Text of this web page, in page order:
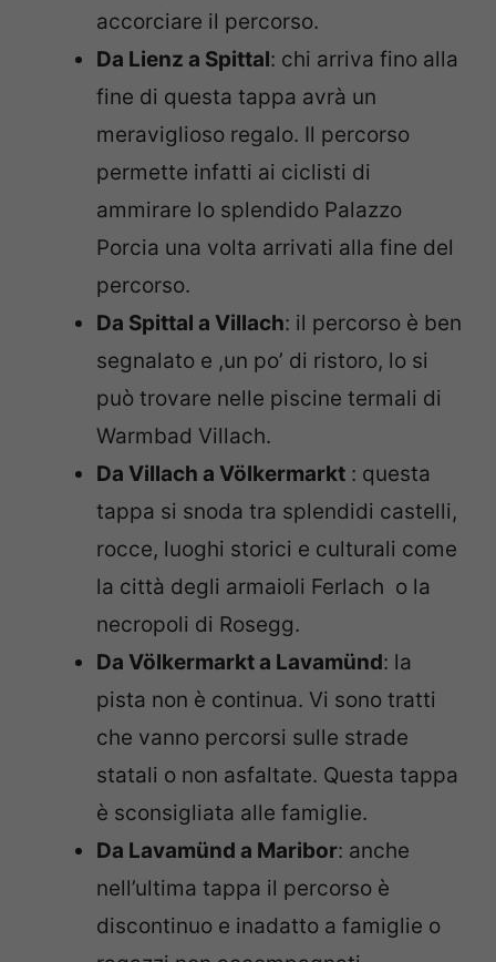
accorciare il percorso.
Da Lienz a Spittal: chi arriva fino alla
fine di questa tappa avrà un
meraviglioso regalo. Il percorso
permette infatti ai ciclisti di
ammirare lo splendido Palazzo
Porcia una volta arrivati alla fine del
percorso.
Da Spittal a Villach: il percorso è ben
segnalato e ,un po’ di ristoro, lo si
può trovare nelle piscine termali di
Warmbad Villach.
Da Villach a Völkermarkt : questa
tappa si snoda tra splendidi castelli,
rocce, luoghi storici e culturali come
la città degli armaioli Ferlach o la
necropoli di Rosegg.
Da Völkermarkt a Lavamünd: la
pista non è continua. Vi sono tratti
che vanno percorsi sulle strade
statali o non asfaltate. Questa tappa
è sconsigliata alle famiglie.
Da Lavamünd a Maribor: anche
nell’ultima tappa il percorso è
discontinuo e inadatto a famiglie o